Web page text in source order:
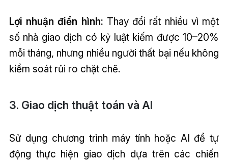
Lợi nhuận điển hình: Thay đổi rất nhiều vì một
số nhà giao dịch có kỷ luật kiếm được 10–20%
mỗi tháng, nhưng nhiều người thất bại nếu không
kiểm soát rủi ro chặt chẽ.
3. Giao dịch thuật toán và AI
Sử dụng chương trình máy tính hoặc AI để tự
động thực hiện giao dịch dựa trên các chiến